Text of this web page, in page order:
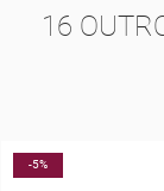
16
-5%